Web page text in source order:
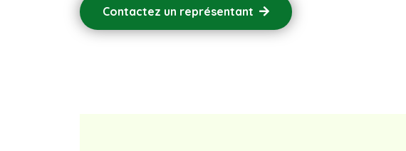
Contactez un représentant